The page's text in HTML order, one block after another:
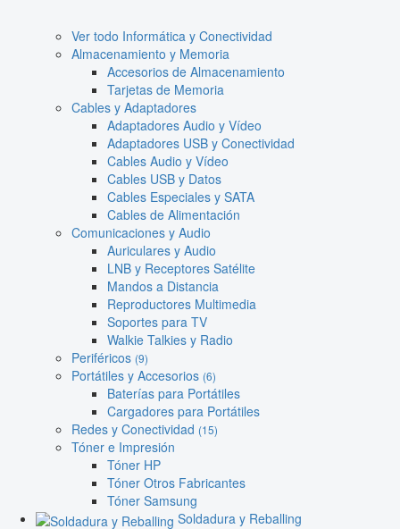
Ver todo Informática y Conectividad
Almacenamiento y Memoria
Accesorios de Almacenamiento
Tarjetas de Memoria
Cables y Adaptadores
Adaptadores Audio y Vídeo
Adaptadores USB y Conectividad
Cables Audio y Vídeo
Cables USB y Datos
Cables Especiales y SATA
Cables de Alimentación
Comunicaciones y Audio
Auriculares y Audio
LNB y Receptores Satélite
Mandos a Distancia
Reproductores Multimedia
Soportes para TV
Walkie Talkies y Radio
Periféricos (9)
Portátiles y Accesorios (6)
Baterías para Portátiles
Cargadores para Portátiles
Redes y Conectividad (15)
Tóner e Impresión
Tóner HP
Tóner Otros Fabricantes
Tóner Samsung
Soldadura y Reballing